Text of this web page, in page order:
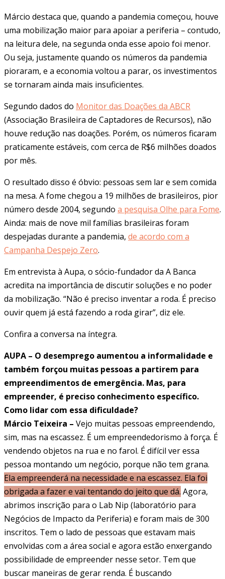
Márcio destaca que, quando a pandemia começou, houve
uma mobilização maior para apoiar a periferia – contudo,
na leitura dele, na segunda onda esse apoio foi menor.
Ou seja, justamente quando os números da pandemia
pioraram, e a economia voltou a parar, os investimentos
se tornaram ainda mais insuficientes.
Segundo dados do Monitor das Doações da ABCR
(Associação Brasileira de Captadores de Recursos), não
houve redução nas doações. Porém, os números ficaram
praticamente estáveis, com cerca de R$6 milhões doados
por mês.
O resultado disso é óbvio: pessoas sem lar e sem comida
na mesa. A fome chegou a 19 milhões de brasileiros, pior
número desde 2004, segundo a pesquisa Olhe para Fome.
Ainda: mais de nove mil famílias brasileiras foram
despejadas durante a pandemia, de acordo com a
Campanha Despejo Zero.
Em entrevista à Aupa, o sócio-fundador da A Banca
acredita na importância de discutir soluções e no poder
da mobilização. “Não é preciso inventar a roda. É preciso
ouvir quem já está fazendo a roda girar”, diz ele.
Confira a conversa na íntegra.
AUPA – O desemprego aumentou a informalidade e
também forçou muitas pessoas a partirem para
empreendimentos de emergência. Mas, para
empreender, é preciso conhecimento específico.
Como lidar com essa dificuldade?
Márcio Teixeira – Vejo muitas pessoas empreendendo,
sim, mas na escassez. É um empreendedorismo à força. É
vendendo objetos na rua e no farol. É difícil ver essa
pessoa montando um negócio, porque não tem grana.
Ela empreenderá na necessidade e na escassez. Ela foi
obrigada a fazer e vai tentando do jeito que dá. Agora,
abrimos inscrição para o Lab Nip (laboratório para
Negócios de Impacto da Periferia) e foram mais de 300
inscritos. Tem o lado de pessoas que estavam mais
envolvidas com a área social e agora estão enxergando
possibilidade de empreender nesse setor. Tem que
buscar maneiras de gerar renda. É buscando